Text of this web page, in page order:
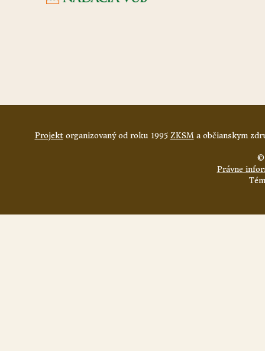
Projektorganizovaný od roku 1995 ZKSMa občianskym
©
Právne